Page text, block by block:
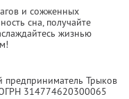
и сожженных
сна, получайте
жизнью
предприниматель Трыков
314774620300065